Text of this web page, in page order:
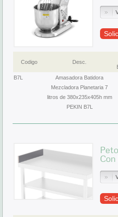
Codigo Desc.
B7L
Amasadora Batidora
Mezcladora Planetaria 7
litros de 380x235x405h mm
PEKIN B7L